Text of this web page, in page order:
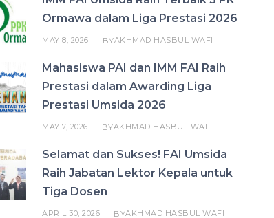
Ormawa dalam Liga Prestasi 2026
MAY 8, 2026 BYAKHMAD HASBUL WAFI
Mahasiswa PAI dan IMM FAI Raih
Prestasi dalam Awarding Liga
Prestasi Umsida 2026
MAY 7, 2026 BYAKHMAD HASBUL WAFI
Selamat dan Sukses! FAI Umsida
Raih Jabatan Lektor Kepala untuk
Tiga Dosen
APRIL 30, 2026 BYAKHMAD HASBUL WAFI